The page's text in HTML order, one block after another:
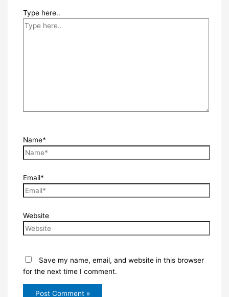
Type here..
Name*
Email*
Website
Save my name, email, and website in this browser
for the next time I comment.